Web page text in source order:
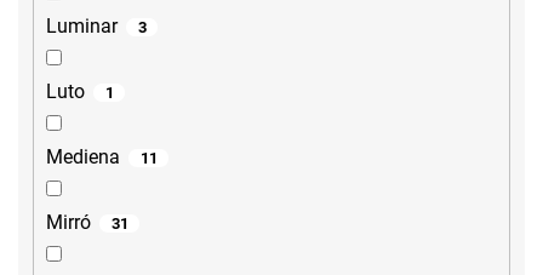
Luminar 3
Luto 1
Mediena 11
Mirró 31